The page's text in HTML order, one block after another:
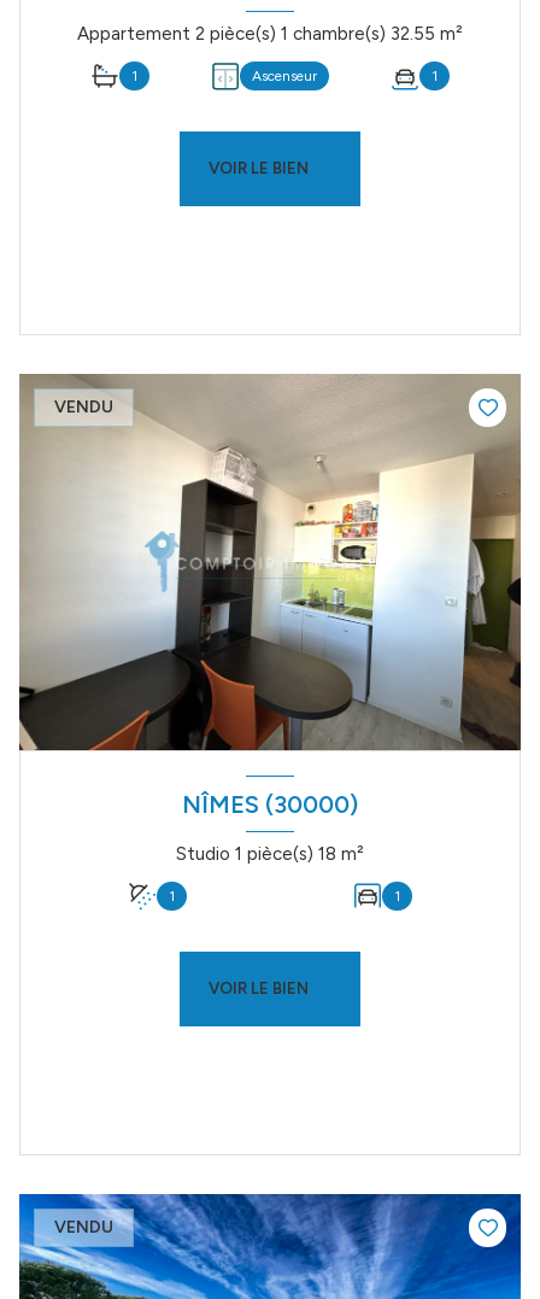
Appartement 2 pièce(s) 1 chambre(s) 32.55 m²
1 Ascenseur 1
VOIR LE BIEN
VENDU
NÎMES (30000)
Studio 1 pièce(s) 18 m²
1 1
VOIR LE BIEN
VENDU